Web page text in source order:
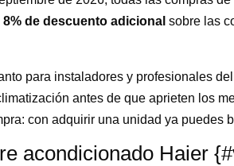
8% de descuento adicional sobre las
para instaladores y profesionales
antes de que aprieten los
con adquirir una unidad ya puedes
acondicionado Haier